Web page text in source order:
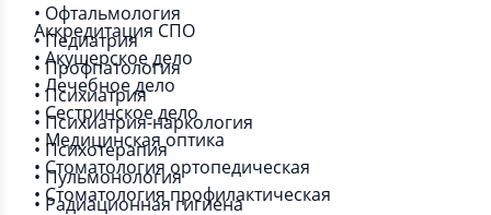
• Офтальмология
• Педиатрия
• Профпатология
• Психиатрия
• Психиатрия-наркология
• Психотерапия
• Пульмонология
• Радиационная гигиена
Аккредитация СПО
• Акушерское дело
• Лечебное дело
• Сестринское дело
• Медицинская оптика
• Стоматология ортопедическая
• Стоматология профилактическая